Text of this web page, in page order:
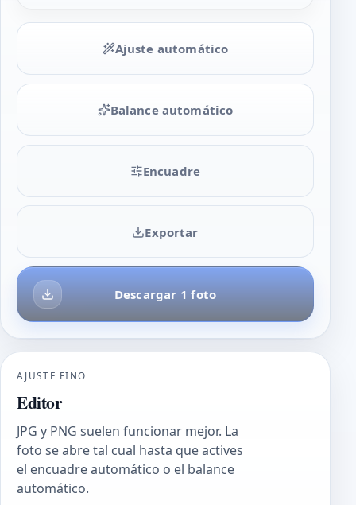
Ajuste automático
Balance automático
Encuadre
Descargar 1 foto
Exportar
AJUSTE FINO
Editor
JPG y PNG suelen funcionar mejor. La
foto se abre tal cual hasta que actives
el encuadre automático o el balance
automático.